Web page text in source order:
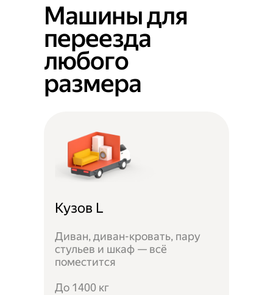
Машины для
переезда
любого
размера
Кузов L
Диван, диван-кровать, пару
стульев и шкаф — всё
поместится
До 1400 кг